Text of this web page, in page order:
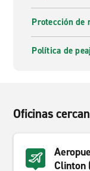
Protección de
Política de
Oficinas
Clinton